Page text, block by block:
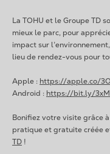
La TOHU et le Groupe TD
mieux le parc, pour
impact sur
lieu de rendez-vous pour
Apple : https://apple.co/
Android : https://bit.ly/
Bonifiez votre visite grâce
pratique et gratuite créée
TD !